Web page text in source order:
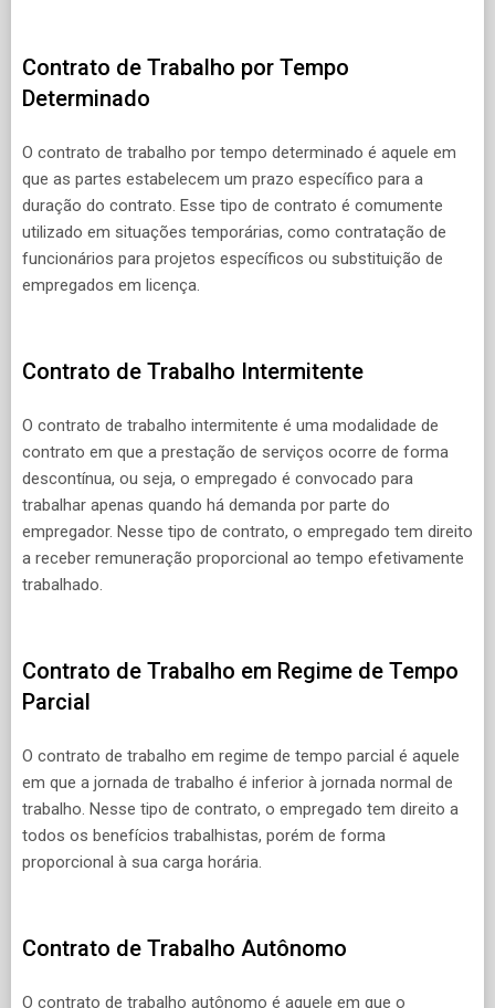
Contrato de Trabalho por Tempo
Determinado
O contrato de trabalho por tempo determinado é aquele em
que as partes estabelecem um prazo específico para a
duração do contrato. Esse tipo de contrato é comumente
utilizado em situações temporárias, como contratação de
funcionários para projetos específicos ou substituição de
empregados em licença.
Contrato de Trabalho Intermitente
O contrato de trabalho intermitente é uma modalidade de
contrato em que a prestação de serviços ocorre de forma
descontínua, ou seja, o empregado é convocado para
trabalhar apenas quando há demanda por parte do
empregador. Nesse tipo de contrato, o empregado tem direito
a receber remuneração proporcional ao tempo efetivamente
trabalhado.
Contrato de Trabalho em Regime de Tempo
Parcial
O contrato de trabalho em regime de tempo parcial é aquele
em que a jornada de trabalho é inferior à jornada normal de
trabalho. Nesse tipo de contrato, o empregado tem direito a
todos os benefícios trabalhistas, porém de forma
proporcional à sua carga horária.
Contrato de Trabalho Autônomo
O contrato de trabalho autônomo é aquele em que o